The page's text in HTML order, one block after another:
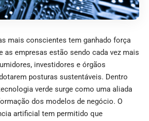
mais conscientes tem ganhado força
as empresas estão sendo cada vez mais
investidores e órgãos
posturas sustentáveis. Dentro
verde surge como uma aliada
dos modelos de negócio. O
artificial tem permitido que